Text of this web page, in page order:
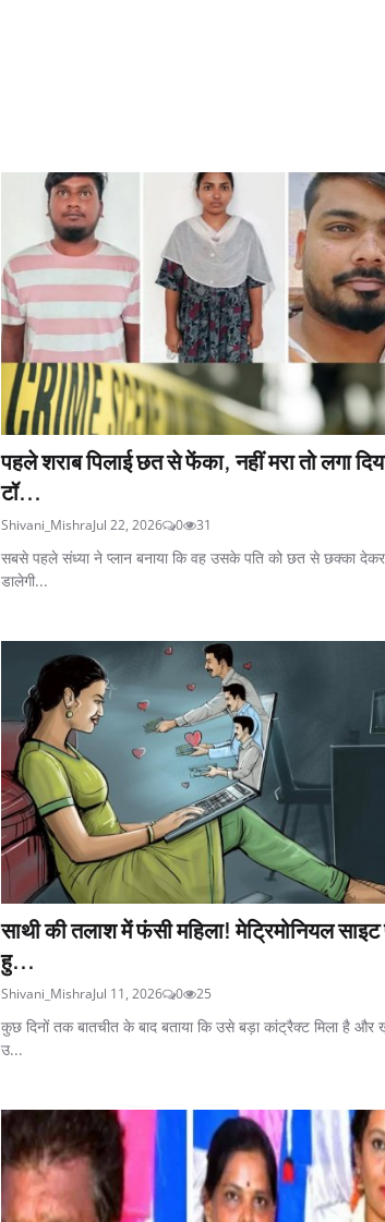
पहले शराब पिलाई छत से फेंका, नहीं मरा तो लगा
टॉ...
Shivani_MishraJul 22, 2026 0 31
सबसे पहले संध्या ने प्लान बनाया कि वह उसके पति को छत से छक्का देकर
डालेगी...
साथी की तलाश में फंसी महिला! मेट्रिमोनियल साइट
हु...
Shivani_MishraJul 11, 2026 0 25
कुछ दिनों तक बातचीत के बाद बताया कि उसे बड़ा कांट्रैक्ट मिला है और
उ...